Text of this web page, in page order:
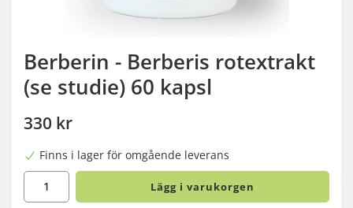
Berberin - Berberis rotextrakt
(se studie) 60 kapsl
330 kr
Finns i lager för omgående leverans
Lägg i varukorgen